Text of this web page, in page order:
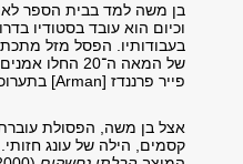
בן משה למד בבית הספר
וכיום הוא עובד בסטודיו
של המאה
פייר פרננדז [Arman] בתערוכתו מ־1960 "המלא" ["Le Plein"] אכלס את חלל הגלריה באשפה.
אצל בן משה, הפסולת
קסמים, הילה של עונג